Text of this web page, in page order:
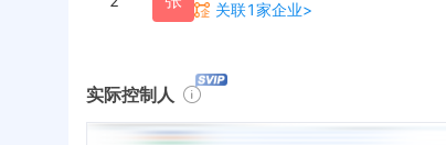
关联1家企业>
实际控制人